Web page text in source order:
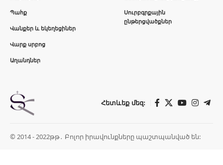
Պահք
Վանքեր և եկեղեցիներ
Վարք սրբոց
Աղանդներ
Սուրբգրքային
ընթերցվածքներ
Հետևեք մեզ:
© 2014 - 2022թթ․ Բոլոր իրավունքները պաշտպանված են: